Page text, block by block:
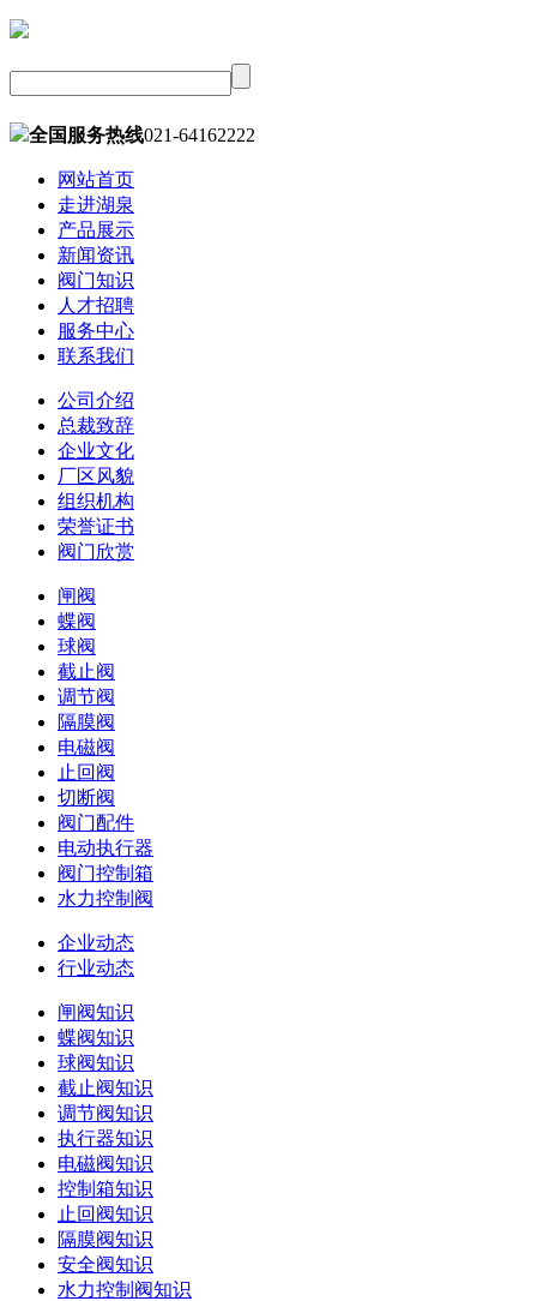
全国服务热线021-64162222
网站首页
走进湖泉
产品展示
新闻资讯
阀门知识
人才招聘
服务中心
联系我们
公司介绍
总裁致辞
企业文化
厂区风貌
组织机构
荣誉证书
阀门欣赏
闸阀
蝶阀
球阀
截止阀
调节阀
隔膜阀
电磁阀
止回阀
切断阀
阀门配件
电动执行器
阀门控制箱
水力控制阀
企业动态
行业动态
闸阀知识
蝶阀知识
球阀知识
截止阀知识
调节阀知识
执行器知识
电磁阀知识
控制箱知识
止回阀知识
隔膜阀知识
安全阀知识
水力控制阀知识